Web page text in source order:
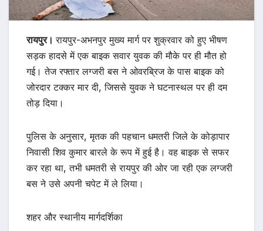
रायपुर।रायपुर-अभनपुर मुख्य मार्ग पर शुक्रवार को हुए भीषण
सड़क हादसे में एक बाइक सवार युवक की मौके पर ही मौत हो
गई। तेज रफ्तार लग्जरी बस ने ओवरब्रिज के पास बाइक को
जोरदार टक्कर मार दी, जिससे युवक ने घटनास्थल पर ही दम
तोड़ दिया।
पुलिस के अनुसार, मृतक की पहचान धमतरी जिले के कोड़ापार
निवासी शिव कुमार बारले के रूप में हुई है। वह बाइक से सफर
कर रहा था, तभी धमतरी से रायपुर की ओर जा रही एक लग्जरी
बस ने उसे अपनी चपेट में ले लिया।
शहर और स्थानीय मार्गदर्शिका